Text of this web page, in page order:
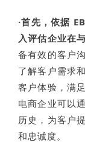
·首先，依据
入评估企业在
备有效的客户
了解客户需求
客户体验，满
电商企业可以
历史，为客户
和忠诚度。